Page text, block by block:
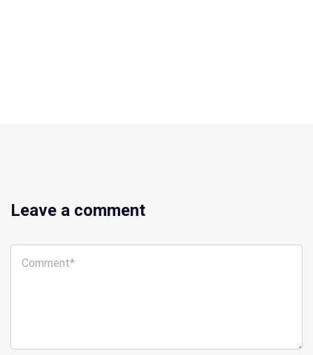
Leave a comment